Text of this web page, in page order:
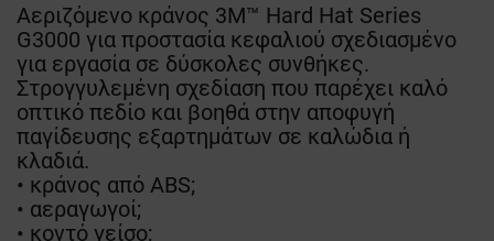
Αεριζόμενο κράνος 3M™ Hard Hat Series
G3000 για προστασία κεφαλιού σχεδιασμένο
για εργασία σε δύσκολες συνθήκες.
Στρογγυλεμένη σχεδίαση που παρέχει καλό
οπτικό πεδίο και βοηθά στην αποφυγή
παγίδευσης εξαρτημάτων σε καλώδια ή
κλαδιά.
• κράνος από ABS;
• αεραγωγοί;
• κοντό γείσο;